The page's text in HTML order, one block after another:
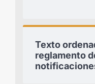
Texto
reglamento